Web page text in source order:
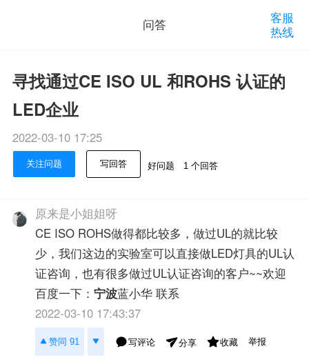
问答
客服
热线
寻找通过CE ISO UL 和ROHS 认证的
LED企业
2022-03-10 17:25
关注问题 写回答 好问题 1 个回答
原来是小姐姐呀
CE ISO ROHS做得都比较多，做过UL的就比较
少，我们这边的实验室可以直接做LED灯具的UL认
证咨询，也有很多做过UL认证咨询的客户~~欢迎
百度一下：宁波蓝小华 联系
2022-03-10 17:43:37
赞同 91 写评论 分享 收藏 举报